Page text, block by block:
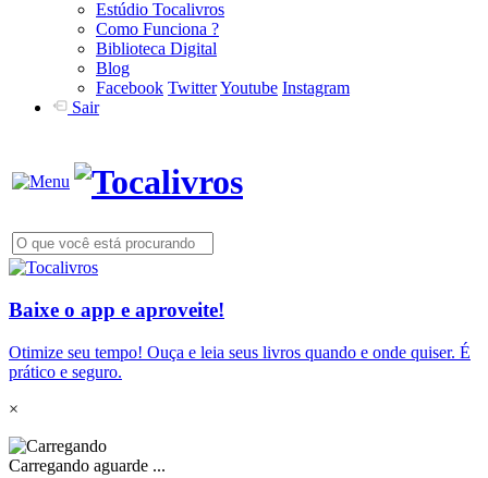
Estúdio Tocalivros
Como Funciona ?
Biblioteca Digital
Blog
Facebook TwitterYoutube Instagram
Sair
Baixe o app e aproveite!
Otimize seu tempo! Ouça e leia seus livros quando e onde quiser. É
prático e seguro.
×
Carregando aguarde ...